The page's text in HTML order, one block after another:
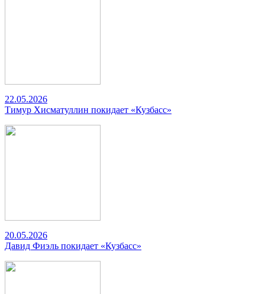
22.05.2026
Тимур Хисматуллин покидает «Кузбасс»
20.05.2026
Давид Фиэль покидает «Кузбасс»